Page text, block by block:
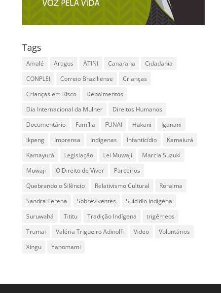
Tags
Amalé Artigos ATINI Canarana
Cidadania
CONPLEI
Correio Braziliense
Crianças
Crianças em Risco
Depoimentos
Dia Internacional da Mulher
Direitos Humanos
Documentário
Família FUNAI Hakani
Iganani
Ikpeng
Imprensa Indígenas Infanticídio
Kamaiurá
Kamayurá
Legislação Lei Muwaji
Marcia Suzuki
Muwaji
O Direito de Viver
Parceiros
Quebrando o Silêncio
Relativismo Cultural
Roraima
Sandra Terena
Sobreviventes
Suicídio Indígena
Suruwahá
Tititu Tradição Indígena
trigêmeos
Trumai
Valéria Trigueiro Adinolfi Video
Voluntários
Xingu
Yanomami